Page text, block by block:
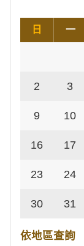
日 一
2 3
9 10
16 17
23 24
30 31
依地區查詢